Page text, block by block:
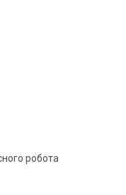
робота